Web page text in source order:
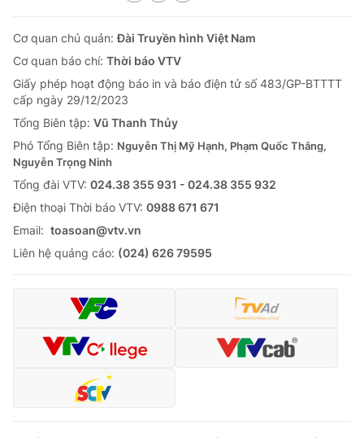
Cơ quan chủ quản:Đài Truyền hình Việt Nam
Cơ quan báo chí: Thời báo VTV
Giấy phép hoạt động báo in và báo điện tử số 483/GP-BTTTT
cấp ngày 29/12/2023
Tổng Biên tập: Vũ Thanh Thủy
Phó Tổng Biên tập: Nguyễn Thị Mỹ Hạnh, Phạm Quốc Thắng,
Nguyễn Trọng Ninh
Tổng đài VTV: 024.38 355 931 - 024.38 355 932
Ðiện thoại Thời báo VTV: 0988 671 671
Email: toasoan@vtv.vn
Liên hệ quảng cáo: (024) 626 79595